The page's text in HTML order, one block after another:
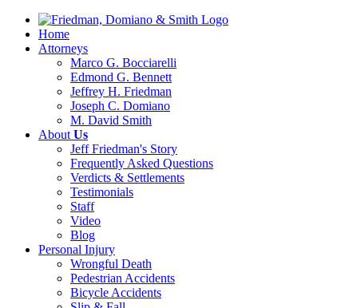
Home
Attorneys
Marco G. Bocciarelli
Edmond G. Bennett
Jeffrey H. Friedman
Joseph C. Domiano
M. David Smith
About Us
Jeff Friedman's Story
Frequently Asked Questions
Verdicts & Settlements
Testimonials
Staff
Video
Blog
Personal Injury
Wrongful Death
Pedestrian Accidents
Bicycle Accidents